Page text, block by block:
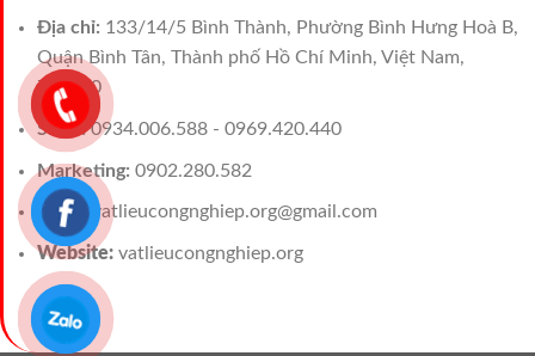
Địa chỉ: 133/14/5 Bình Thành, Phường Bình Hưng Hoà B,
Quận Bình Tân, Thành phố Hồ Chí Minh, Việt Nam,
700000
Sales:0934.006.588 - 0969.420.440
Marketing: 0902.280.582
Email: vatlieucongnghiep.org@gmail.com
Website: vatlieucongnghiep.org